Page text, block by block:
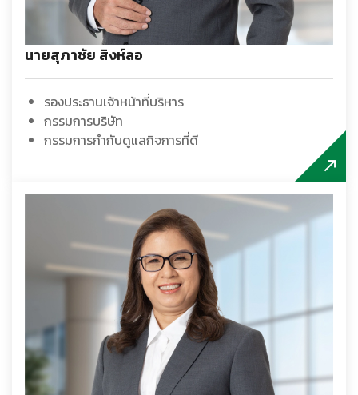
นายสุภาชัย สิงห์ลอ
รองประธานเจ้าหน้าที่บริหาร
กรรมการบริษัท
กรรมการกำกับดูแลกิจการที่ดี